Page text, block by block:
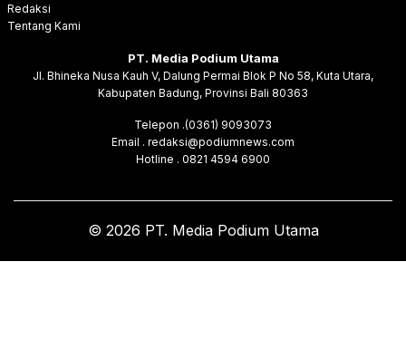
Redaksi
Tentang Kami
PT. Media Podium Utama
Jl. Bhineka Nusa Kauh V, Dalung Permai Blok P No 58, Kuta Utara,
Kabupaten Badung, Provinsi Bali 80363
Telepon .(0361) 9093073
Email . redaksi@podiumnews.com
Hotline . 0821 4594 6900
© 2026 PT. Media Podium Utama